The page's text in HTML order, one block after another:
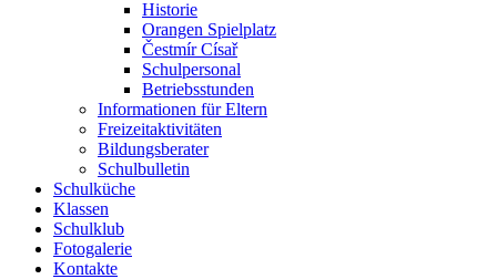
Historie
Orangen Spielplatz
Čestmír Císař
Schulpersonal
Betriebsstunden
Informationen für Eltern
Freizeitaktivitäten
Bildungsberater
Schulbulletin
Schulküche
Klassen
Schulklub
Fotogalerie
Kontakte